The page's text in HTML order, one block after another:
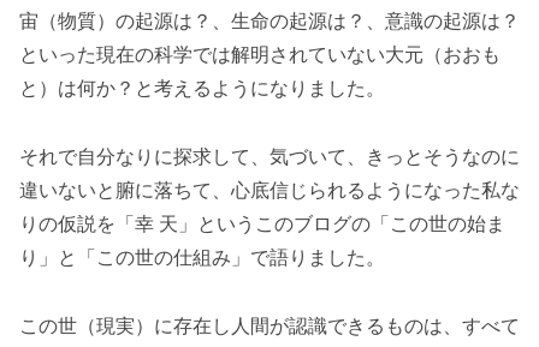
宙（物質）の起源は？、生命の起源は？、意識の起源は？
といった現在の科学では解明されていない大元（おおも
と）は何か？と考えるようになりました。
それで自分なりに探求して、気づいて、きっとそうなのに
違いないと腑に落ちて、心底信じられるようになった私な
りの仮説を「幸 天」というこのブログの「この世の始ま
り」と「この世の仕組み」で語りました。
この世（現実）に存在し人間が認識できるものは、すべて